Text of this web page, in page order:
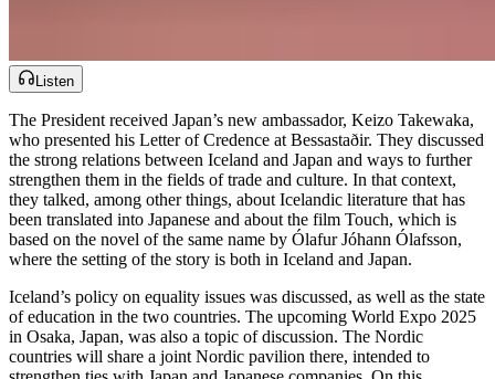
Listen
The President received Japan’s new ambassador, Keizo Takewaka,
who presented his Letter of Credence at Bessastaðir. They discussed
the strong relations between Iceland and Japan and ways to further
strengthen them in the fields of trade and culture. In that context,
they talked, among other things, about Icelandic literature that has
been translated into Japanese and about the film Touch, which is
based on the novel of the same name by Ólafur Jóhann Ólafsson,
where the setting of the story is both in Iceland and Japan.​​​​‌ ‍ ​‍​‍‌‍ ‌ ​‍‌‍‍‌‌‍‌ ‌‍‍‌‌‍ ‍​‍​‍​ ‍‍​‍​‍‌ ​ ‌‍​‌‌‍ ‍‌‍‍‌‌ ‌​‌ ‍‌​‍ ‍‌‍‍‌‌‍ ​‍​‍​‍ ​​‍​‍‌‍‍​‌ ​‍‌‍‌‌‌‍‌‍​‍​‍​ ‍‍​‍​‍‌‍‍​‌ ‌​‌ ‌​‌ ​​‌ ​ ​‍ ​‍ ‌‍‌‍‌‍ ‌ ​‍‌ ​ ‌‍‌‌‌ ‌​‌‍‍‌​‍ ‌‌‍‍‌‌ ​ ‌‍ ​‌‍​‌‌‍ ‍‌‍‌​‌ ​ ​‍ ‍‌ ‌‍‌‍‌‌‌ ​‍‌‍​ ‌‍‌‌‌‍ ​​‍ ‍‌‍​‌‌ ​​‌ ​​​‍ ‌ ​ ‌ ‌​‌ ‌‌‌‍‌​‌‍‍‌‌‍ ​‍ ‌‍‍‌‌‍ ‍‌ ‌​‌‍‌‌‌‍ ‍‌ ‌​​‍ ‌‍‌‌‌‍‌​‌‍‍‌‌ ‌​​‍ ‌‍ ‌‌‍ ‌‍‌​‌‍‌‌​ ‌‌ ​​‌ ​‍‌‍‌‌‌ ​ ‌‍‌‌‌‍ ‍‌ ‌​‌‍​‌‌ ‌​‌‍‍‌‌‍ ‌‍ ‍​ ‍ ‌‍‍‌‌‍‌​​ ‌​ ‌‍​ ‌‍‌‍‌‌‌‍‌‌​ ​ ​ ​​​ ‌ ‌‍​‍​‍ ‌​ ​‌‌‍‌​‌‍​‍​ ​​​‍ ‌​ ‌​​ ​​‌‍​‌​ ​​​‍ ‌‌‍​‍‌‍‌​​ ​‍​ ‍​​‍ ‌‌‍​ ‌‍​‍‌‍​‌​ ​‌‌‍‌‍​ ‍​​ ‍‌​ ​​​ ​‌​ ​ ​ ​ ‌‍‌‍​ ‍ ‌ ‌​‌ ‍‌‌ ​​‌‍‌‌​ ‌‌‍ ‍‌‍‌‌‌ ‌ ‌ ​ ​ ‍ ‌ ​​‌‍​‌‌ ‌​‌‍‍​​ ‌‌ ​​‌‍​‌‌‍‌ ‌‍‌‌‌​​‍‌ ‌‌‌‍‍‌‌‍ ​‌‍‌​‌‍‌‌‌ ​‍​‍‌‌​ ‌‌‌​​‍‌‌ ‌‍‍ ‌‍‌‌‌ ‍‌​‍‌‌​ ​ ‌​‌​​‍‌‌​ ​ ‌​‌​​‍‌‌​ ​‍​ ​‍‌ ​‍‌‍‍‌‌‍​ ‌‍‍​‌ ‌​‌‍‌‌‌ ‍​‌ ‌​​‍ ‌‌‍‌​​ ‍​‌‍‍ ‌ ‌‌‌ ‍‍​ ​​‌‍‍‍‌‍‌​‌‍ ​‍‌‌​ ​‍​ ​‍​‍‌‌​ ‌‌‌​‌​​‍ ‍‌‍​ ‌‍ ‌‍ ‍‌ ‌​‌‍‌‌‌‍ ‍‌ ‌​​‍‌‌​ ‌‌‌​​‍‌‌ ‌‍‍ ‌‍‌‌‌ ‍‌​‍‌‌​ ​ ‌​‌​​‍‌‌​ ​ ‌​‌​​‍‌‌​ ​‍​ ​‍‌‍‌‍‌‍​ ​ ‌​​ ‌‌​ ‌‍​ ​‌​ ‍​‌‍​ ​ ​‍​ ‍‌‌‍‌​‌‍​ ​‍‌‌​ ​‍​ ​‍​‍‌‌​ ‌‌‌​‌​​‍ ‍‌‍​ ‌‍‍​‌‍‍‌‌‍ ​‌‍‌​‌ ​‍‌‍‌‌‌‍ ‍​‍‌‌​ ‌‌‌​​‍‌‌ ‌‍‍ ‌‍‌‌‌ ‍‌​‍‌‌​ ​ ‌​‌​​‍‌‌​ ​ ‌​‌​​‍‌‌​ ​‍​ ​‍​ ​ ‌‍​‍​ ‍‌‌‍​ ​ ‍​​ ‌​‌‍‌‌​ ‌‌​ ​‌‌‍​‌​ ​‌‌‍‌‌​‍‌‌​ ​‍​ ​‍​‍‌‌​ ‌‌‌​‌​​‍ ‍‌ ‌​‌‍‌‌‌ ‍​‌ ‌​​ ‌‍​‍‌‍​‌‌ ​ ‌‍‌‌‌‌‌‌‌ ​‍‌‍ ​​ ‌‌‍‍​‌ ‌​‌ ‌​‌ ​​‌ ​ ​‍‌‌​ ​‍‌​‌‍​‍‌‌​ ​‍‌​‌‍‌‍‌‍‌‍ ‌ ​‍‌ ​ ‌‍‌‌‌ ‌​‌‍‍‌​‍ ‌‌‍‍‌‌ ​ ‌‍ ​‌‍​‌‌‍ ‍‌‍‌​‌ ​ ​‍ ‍‌ ‌‍‌‍‌‌‌ ​‍‌‍​ ‌‍‌‌‌‍ ​​‍ ‍‌‍​‌‌ ​​‌ ​​​‍‌‌​ ​‍‌​‌‍‌ ​ ‌ ‌​‌ ‌‌‌‍‌​‌‍‍‌‌‍ ​‍‌‍‌‍‍‌‌‍‌​​ ‌​ ‌‍​ ‌‍‌‍‌‌‌‍‌‌​ ​ ​ ​​​ ‌ ‌‍​‍​‍ ‌​ ​‌‌‍‌​‌‍​‍​ ​​​‍ ‌​ ‌​​ ​​‌‍​‌​ ​​​‍ ‌‌‍​‍‌‍‌​​ ​‍​ ‍​​‍ ‌‌‍​ ‌‍​‍‌‍​‌​ ​‌‌‍‌‍​ ‍​​ ‍‌​ ​​​ ​‌​ ​ ​ ​ ‌‍‌‍​‍‌‍‌ ‌​‌ ‍‌‌ ​​‌‍‌‌​ ‌‌‍ ‍‌‍‌‌‌ ‌ ‌ ​ ​‍‌‍‌ ​​‌‍​‌‌ ‌​‌‍‍​​ ‌‌ ​​‌‍​‌‌‍‌ ‌‍‌‌‌​​‍‌ ‌‌‌‍‍‌‌‍ ​‌‍‌​‌‍‌‌‌ ​‍​‍‌‌​ ‌‌‌​​‍‌‌ ‌‍‍ ‌‍‌‌‌ ‍‌​‍‌‌​ ​ ‌​‌​​‍‌‌​ ​ ‌​‌​​‍‌‌​ ​‍​ ​‍‌ ​‍‌‍‍‌‌‍​ ‌‍‍​‌ ‌​‌‍‌‌‌ ‍​‌ ‌​​‍ ‌‌‍‌​​ ‍​‌‍‍ ‌ ‌‌‌ ‍‍​ ​​‌‍‍‍‌‍‌​‌‍ ​‍‌‌​ ​‍​ ​‍​‍‌‌​ ‌‌‌​‌​​‍ ‍‌‍​ ‌‍ ‌‍ ‍‌ ‌​‌‍‌‌‌‍ ‍‌ ‌​​‍‌‌​ ‌‌‌​​‍‌‌ ‌‍‍ ‌‍‌‌‌ ‍‌​‍‌‌​ ​ ‌​‌​​‍‌‌​ ​ ‌​‌​​‍‌‌​ ​‍​ ​‍‌‍‌‍‌‍​ ​ ‌​​ ‌‌​ ‌‍​ ​‌​ ‍​‌‍​ ​ ​‍​ ‍‌‌‍‌​‌‍​ ​‍‌‌​ ​‍​ ​‍​‍‌‌​ ‌‌‌​‌​​‍ ‍‌‍​ ‌‍‍​‌‍‍‌‌‍ ​‌‍‌​‌ ​‍‌‍‌‌‌‍ ‍​‍‌‌​ ‌‌‌​​‍‌‌ ‌‍‍ ‌‍‌‌‌ ‍‌​‍‌‌​ ​ ‌​‌​​‍‌‌​ ​ ‌​‌​​‍‌‌​ ​‍​ ​‍​ ​ ‌‍​‍​ ‍‌‌‍​ ​ ‍​​ ‌​‌‍‌‌​ ‌‌​ ​‌‌‍​‌​ ​‌‌‍‌‌​‍‌‌​ ​‍​ ​‍​‍‌‌​ ‌‌‌​‌​​‍ ‍‌ ‌​‌‍‌‌‌ ‍​‌ ‌​​‍‌‍‌ ​​‌‍‌‌‌ ​‍‌ ​ ‌ ​​‌‍‌‌‌‍​ ‌ ‌​‌‍‍‌‌ ‌‍‌‍‌‌​ ‌‌ ​​‌ ‌‌‌‍​‍‌‍ ​‌‍‍‌‌ ​ ‌‍‍​‌‍‌‌‌‍‌​​‍​‍‌ ‌
Iceland’s policy on equality issues was discussed, as well as the state
of education in the two countries. The upcoming World Expo 2025
in Osaka, Japan, was also a topic of discussion. The Nordic
countries will share a joint Nordic pavilion there, intended to